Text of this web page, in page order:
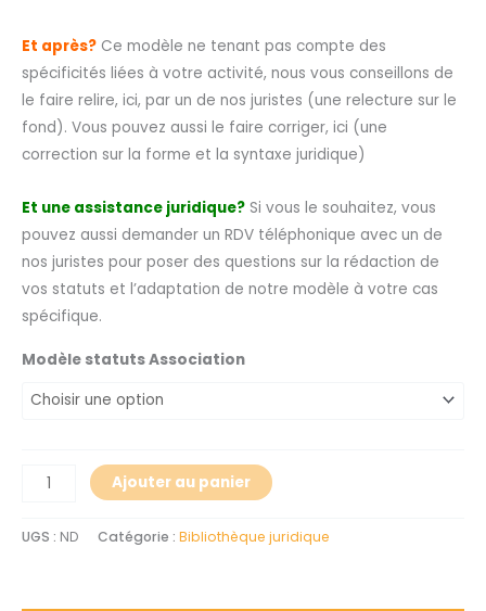
Et après? Ce modèle ne tenant pas compte des
spécificités liées à votre activité, nous vous conseillons de
le faire relire, ici, par un de nos juristes (une relecture sur le
fond). Vous pouvez aussi le faire corriger, ici (une
correction sur la forme et la syntaxe juridique)
Et une assistance juridique? Si vous le souhaitez, vous
pouvez aussi demander un RDV téléphonique avec un de
nos juristes pour poser des questions sur la rédaction de
vos statuts et l’adaptation de notre modèle à votre cas
spécifique.
Modèle statuts Association
Ajouter au panier
UGS : ND Catégorie : Bibliothèque juridique